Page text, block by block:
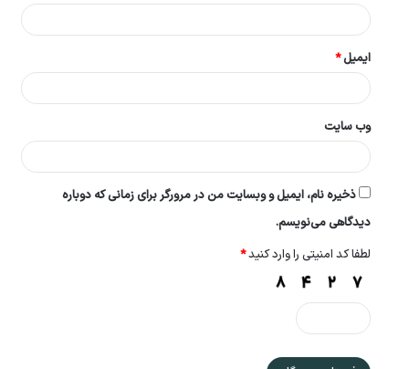
ایمیل*
وب‌ سایت
ذخیره نام، ایمیل و وبسایت من در مرورگر برای زمانی که دوباره
دیدگاهی می‌نویسم.
لطفا کد امنیتی را وارد کنید*